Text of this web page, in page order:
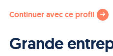
Continuer avec ce profil
Grande